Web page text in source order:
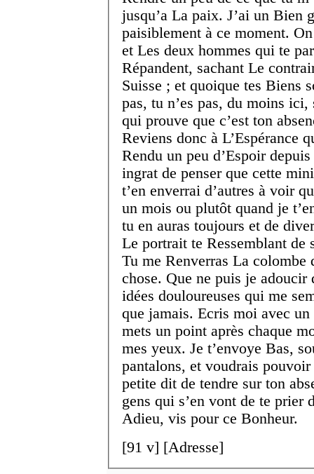
jusqu’a La paix. J’ai un Bien
paisiblement à ce moment.
et Les deux hommes qui te
Répandent, sachant Le
Suisse ; et quoique tes Biens
pas, tu n’es pas, du moins
qui prouve que c’est ton
Reviens donc à L’Espérance
Rendu un peu d’Espoir
ingrat de penser que cette
t’en enverrai d’autres à voir
un mois ou plutôt quand je
tu en auras toujours et de
Le portrait te Ressemblant de
Tu me Renverras La colombe
chose. Que ne puis je adoucir
idées douloureuses qui me
que jamais. Ecris moi avec
mets un point après chaque
mes yeux. Je t’envoye Bas,
pantalons, et voudrais
petite dit de tendre sur ton
gens qui s’en vont de te prier
Adieu, vis pour ce Bonheur.
[91 v] [Adresse]